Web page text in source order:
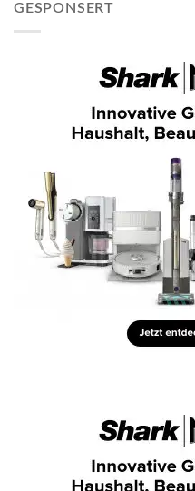
GESPONSERT